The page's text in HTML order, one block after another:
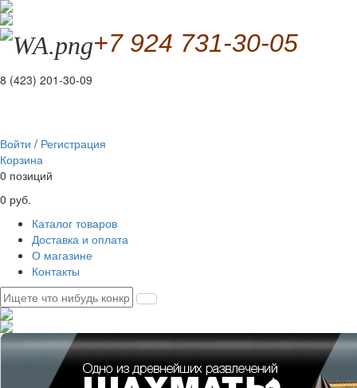
+7 924 731-30-05
8 (423) 201-30-09
Войти / Регистрация
Корзина
0 позиций
0 руб.
Каталог товаров
Доставка и оплата
О магазине
Контакты